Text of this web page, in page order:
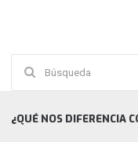
¿QUÉ NOS DIFERENCIA